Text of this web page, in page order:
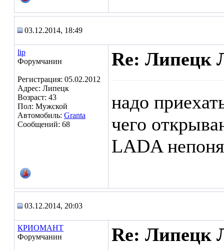
03.12.2014, 18:49
lip
Форумчанин
Регистрация: 05.02.2012
Адрес: Липецк
Возраст: 43
Пол: Мужской
Автомобиль: Granta
Сообщений: 68
Re: Липецк
надо
чего
LADA
03.12.2014, 20:03
КРИОМАНТ
Форумчанин
Re: Липецк